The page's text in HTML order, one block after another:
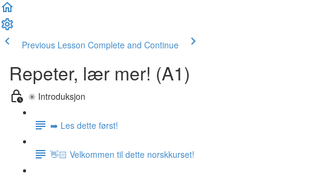
Previous Lesson Complete and Continue
Repeter, lær mer! (A1)
✳️ Introduksjon
➡️ Les dette først!
👋🏻 Velkommen til dette norskkurset!